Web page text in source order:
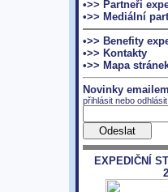
•>> Partneři
•>> Mediální
•>> Benefity
•>> Kontakty
•>> Mapa
Novinky emailem
přihlásit nebo
EXPEDIČNÍ